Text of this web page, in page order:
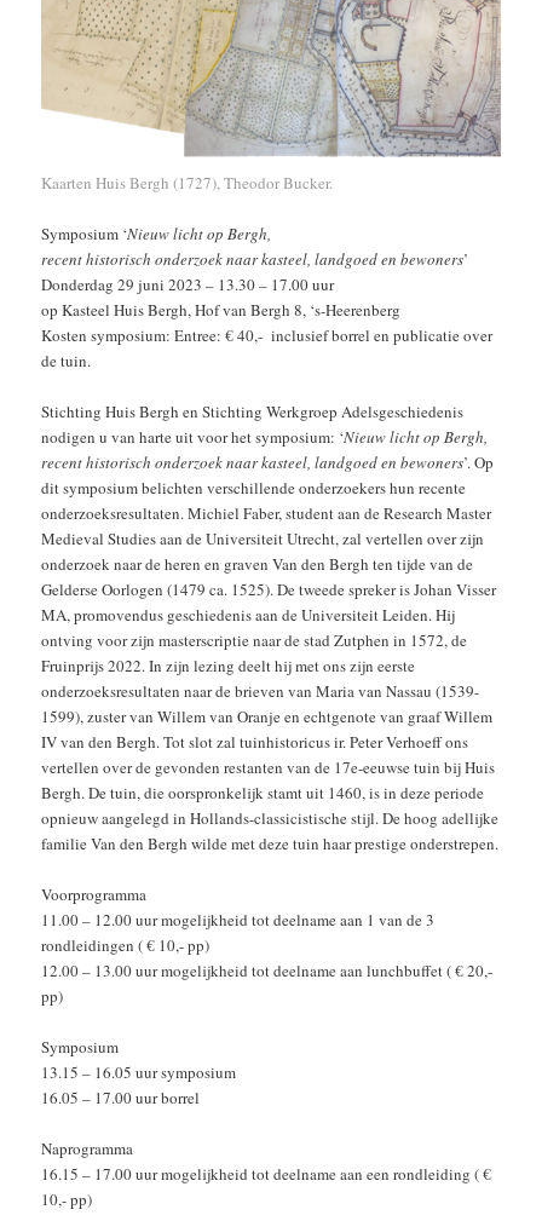
Kaarten Huis Bergh (1727), Theodor Bucker.
Symposium ‘Nieuw licht op Bergh,
recent historisch onderzoek naar kasteel, landgoed en bewoners’
Donderdag 29 juni 2023 – 13.30 – 17.00 uur
op Kasteel Huis Bergh, Hof van Bergh 8, ‘s-Heerenberg
Kosten symposium: Entree: € 40,- inclusief borrel en publicatie over
de tuin.
Stichting Huis Bergh en Stichting Werkgroep Adelsgeschiedenis
nodigen u van harte uit voor het symposium: ‘Nieuw licht op Bergh,
recent historisch onderzoek naar kasteel, landgoed en bewoners’. Op
dit symposium belichten verschillende onderzoekers hun recente
onderzoeksresultaten. Michiel Faber, student aan de Research Master
Medieval Studies aan de Universiteit Utrecht, zal vertellen over zijn
onderzoek naar de heren en graven Van den Bergh ten tijde van de
Gelderse Oorlogen (1479 ca. 1525). De tweede spreker is Johan Visser
MA, promovendus geschiedenis aan de Universiteit Leiden. Hij
ontving voor zijn masterscriptie naar de stad Zutphen in 1572, de
Fruinprijs 2022. In zijn lezing deelt hij met ons zijn eerste
onderzoeksresultaten naar de brieven van Maria van Nassau (1539-
1599), zuster van Willem van Oranje en echtgenote van graaf Willem
IV van den Bergh. Tot slot zal tuinhistoricus ir. Peter Verhoeff ons
vertellen over de gevonden restanten van de 17e-eeuwse tuin bij Huis
Bergh. De tuin, die oorspronkelijk stamt uit 1460, is in deze periode
opnieuw aangelegd in Hollands-classicistische stijl. De hoog adellijke
familie Van den Bergh wilde met deze tuin haar prestige onderstrepen.
Voorprogramma
11.00 – 12.00 uur mogelijkheid tot deelname aan 1 van de 3
rondleidingen ( € 10,- pp)
12.00 – 13.00 uur mogelijkheid tot deelname aan lunchbuffet ( € 20,-
pp)
Symposium
13.15 – 16.05 uur symposium
16.05 – 17.00 uur borrel
Naprogramma
16.15 – 17.00 uur mogelijkheid tot deelname aan een rondleiding ( €
10,- pp)